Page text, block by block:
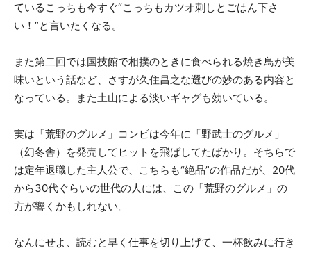
ているこっちも今すぐ“こっちもカツオ刺しとごはん下さ
い！”と言いたくなる。
また第二回では国技館で相撲のときに食べられる焼き鳥が美
味いという話など、さすが久住昌之な選びの妙のある内容と
なっている。また土山による淡いギャグも効いている。
実は「荒野のグルメ」コンビは今年に「野武士のグルメ」
（幻冬舎）を発売してヒットを飛ばしてたばかり。そちらで
は定年退職した主人公で、こちらも“絶品”の作品だが、20代
から30代ぐらいの世代の人には、この「荒野のグルメ」の
方が響くかもしれない。
なんにせよ、読むと早く仕事を切り上げて、一杯飲みに行き